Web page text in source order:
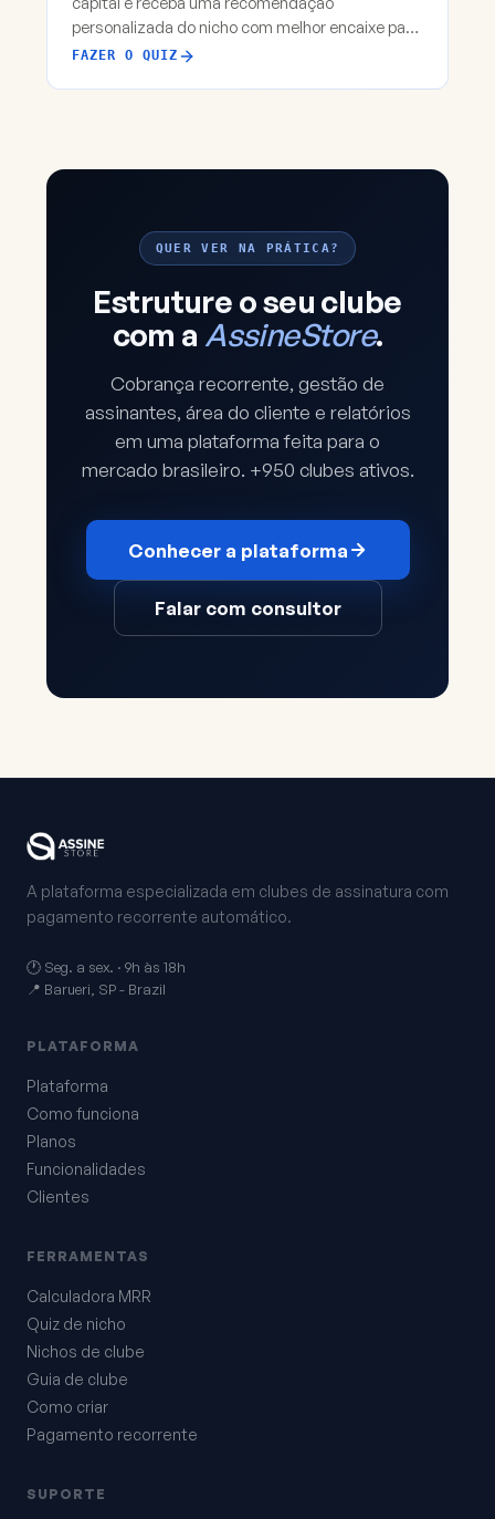
personalizada do nicho com melhor encaixe para
você abrir um clube em 2026.
FAZER O QUIZ
QUER VER NA PRÁTICA?
Estruture o seu clube
com aAssineStore.
Cobrança recorrente, gestão de
assinantes, área do cliente e relatórios
em uma plataforma feita para o
mercado brasileiro. +950 clubes ativos.
Conhecer a plataforma
Falar com consultor
A plataforma especializada em clubes de assinatura com
pagamento recorrente automático.
🕐 Seg. a sex. · 9h às 18h
📍 Barueri, SP - Brazil
PLATAFORMA
Plataforma
Como funciona
Planos
Funcionalidades
Clientes
FERRAMENTAS
Calculadora MRR
Quiz de nicho
Nichos de clube
Guia de clube
Como criar
Pagamento recorrente
SUPORTE